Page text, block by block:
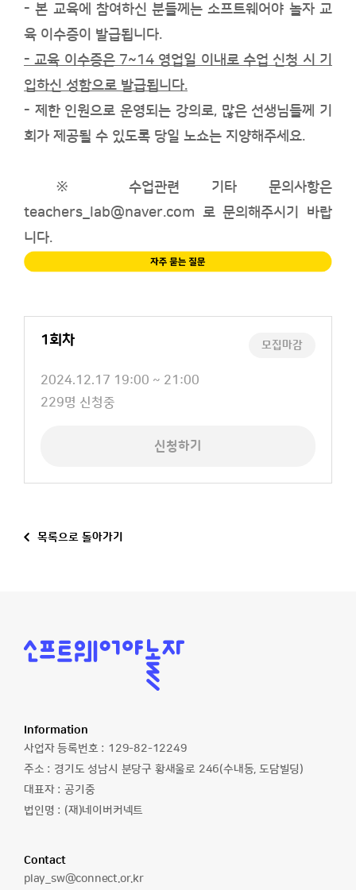
-본 교육에 참여하신 분들께는 소프트웨어야 놀자 교
육 이수증이 발급됩니다.
- 교육 이수증은 7~14 영업일 이내로 수업 신청 시 기
입하신 성함으로 발급됩니다.
- 제한 인원으로 운영되는 강의로, 많은 선생님들께 기
회가 제공될 수 있도록 당일 노쇼는 지양해주세요.
※ 수업관련 기타 문의사항은
teachers_lab@naver.com 로 문의해주시기 바랍
니다.
모집마감
1회차
교
육
2024.12.17 19:00 ~ 21:00
신
229명 신청중
신청하기
목록으로 돌아가기
소
프
놀
자
Information
사업자 등록번호 : 129-82-12249
주소 : 경기도 성남시 분당구 황새울로 246(수내동, 도담빌딩)
대표자 : 공기중
법인명 : (재)네이버커넥트
Contact
이
play_sw@connect.or.kr